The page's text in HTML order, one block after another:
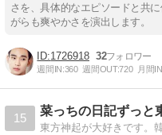
さを、具体的なエピソードと共
がらも爽やかさを演出します。
1726918 32
週間IN:360 週間OUT:720 月間
15
菜っちの日記ずっと